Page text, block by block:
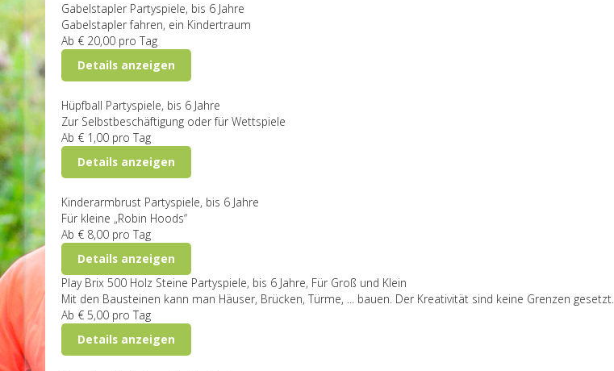
Gabelstapler Partyspiele, bis 6 Jahre
Gabelstapler fahren, ein Kindertraum
Ab € 20,00 pro Tag
Details anzeigen
Hüpfball Partyspiele, bis 6 Jahre
Zur Selbstbeschäftigung oder für Wettspiele
Ab € 1,00 pro Tag
Details anzeigen
Kinderarmbrust Partyspiele, bis 6 Jahre
Für kleine „Robin Hoods“
Ab € 8,00 pro Tag
Details anzeigen
Play Brix 500 Holz Steine Partyspiele, bis 6 Jahre, Für Groß und Klein
Mit den Bausteinen kann man Häuser, Brücken, Türme, ... bauen. Der Kreativität sind keine Grenzen gesetzt.
Ab € 5,00 pro Tag
Details anzeigen